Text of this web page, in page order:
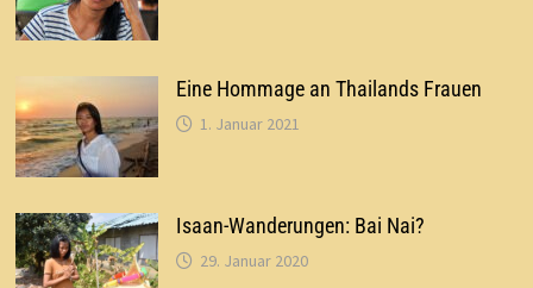
Eine Hommage an Thailands Frauen
1. Januar 2021
Isaan-Wanderungen: Bai Nai?
29. Januar 2020